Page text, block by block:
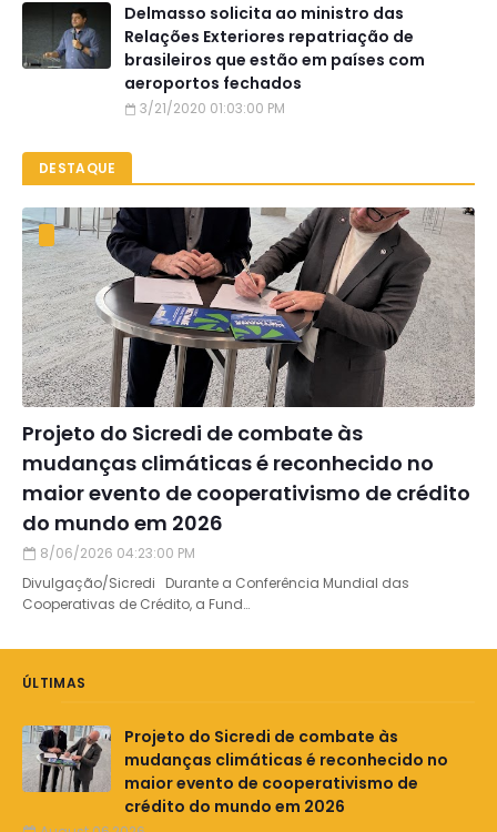
Delmasso solicita ao ministro das
Relações Exteriores repatriação de
brasileiros que estão em países com
aeroportos fechados
3/21/2020 01:03:00 PM
DESTAQUE
Projeto do Sicredi de combate às
mudanças climáticas é reconhecido no
maior evento de cooperativismo de crédito
do mundo em 2026
8/06/2026 04:23:00 PM
Divulgação/Sicredi Durante a Conferência Mundial das
Cooperativas de Crédito, a Fund…
ÚLTIMAS
Projeto do Sicredi de combate às
mudanças climáticas é reconhecido no
maior evento de cooperativismo de
crédito do mundo em 2026